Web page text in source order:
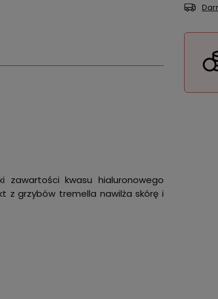
zawartości kwasu hialuronowego
z grzybów tremella nawilża skórę i